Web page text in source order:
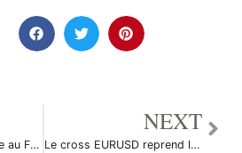
Grand oral de Lagarde au FMI aujourd’hui
NEXT
Le cross EURUSD reprend logiquement à la baisse en direction de son principal support